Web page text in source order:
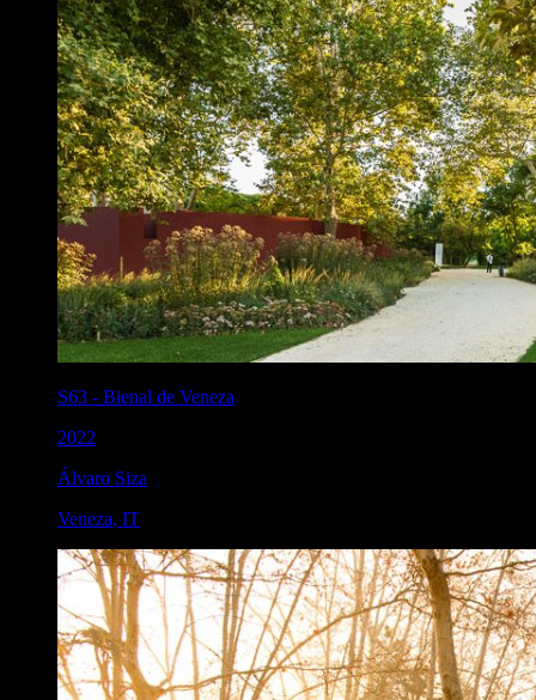
S63 - Bienal de Veneza
2022
Álvaro Siza
Veneza, IT